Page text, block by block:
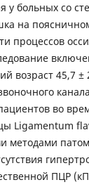
у больных со
на
процессов
возраст 45,7
во
Ligamentum
методами
ПЦР